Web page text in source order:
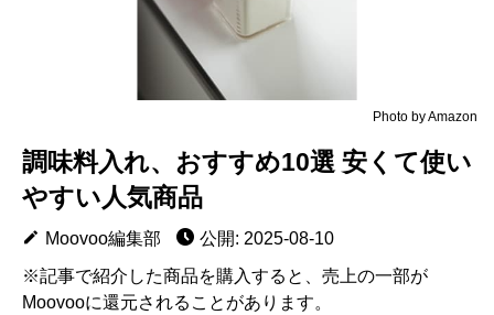
Photo by Amazon
調味料入れ、おすすめ10選 安くて使い
やすい人気商品
Moovoo編集部
公開: 2025-08-10
※記事で紹介した商品を購入すると、売上の一部が
Moovooに還元されることがあります。